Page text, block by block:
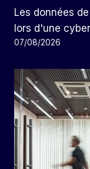
Les données
lors d'une
07/08/2026